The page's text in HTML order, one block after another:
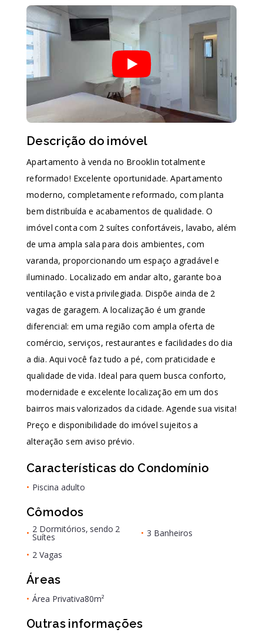
Descrição do imóvel
Apartamento à venda no Brooklin totalmente
reformado! Excelente oportunidade. Apartamento
moderno, completamente reformado, com planta
bem distribuída e acabamentos de qualidade. O
imóvel conta com 2 suítes confortáveis, lavabo, além
de uma ampla sala para dois ambientes, com
varanda, proporcionando um espaço agradável e
iluminado. Localizado em andar alto, garante boa
ventilação e vista privilegiada. Dispõe ainda de 2
vagas de garagem. A localização é um grande
diferencial: em uma região com ampla oferta de
comércio, serviços, restaurantes e facilidades do dia
a dia. Aqui você faz tudo a pé, com praticidade e
qualidade de vida. Ideal para quem busca conforto,
modernidade e excelente localização em um dos
bairros mais valorizados da cidade. Agende sua visita!
Preço e disponibilidade do imóvel sujeitos a
alteração sem aviso prévio.
Características do Condomínio
• Piscina adulto
Cômodos
• 2 Dormitórios, sendo 2
Suítes • 3 Banheiros
• 2 Vagas
Áreas
• Área Privativa80m²
Outras informações